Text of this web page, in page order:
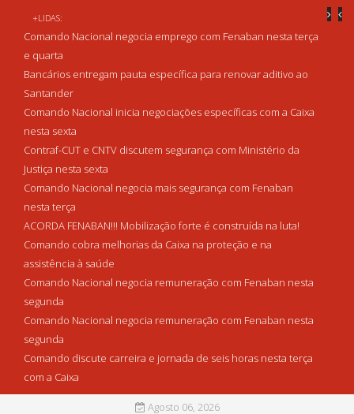
+LIDAS:
Comando Nacional negocia emprego com Fenaban nesta terça
e quarta
Bancários entregam pauta específica para renovar aditivo ao
Santander
Comando Nacional inicia negociações específicas com a Caixa
nesta sexta
Contraf-CUT e CNTV discutem segurança com Ministério da
Justiça nesta sexta
Comando Nacional negocia mais segurança com Fenaban
nesta terça
ACORDA FENABAN!!! Mobilização forte é construída na luta!
Comando cobra melhorias da Caixa na proteção e na
assistência à saúde
Comando Nacional negocia remuneração com Fenaban nesta
segunda
Comando Nacional negocia remuneração com Fenaban nesta
segunda
Comando discute carreira e jornada de seis horas nesta terça
com a Caixa
Agosto 06, 2026